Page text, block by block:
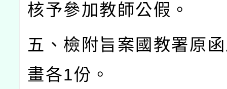
核予參加教師公假。
五、檢附旨案國教署原
畫各1份。